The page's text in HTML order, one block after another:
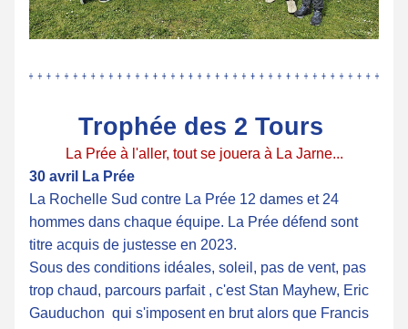
Trophée des 2 Tours
La Prée à l'aller, tout se jouera à La Jarne...
30 avril La Prée
La Rochelle Sud contre La Prée 12 dames et 24
hommes dans chaque équipe. La Prée défend sont
titre acquis de justesse en 2023.
Sous des conditions idéales, soleil, pas de vent, pas
trop chaud, parcours parfait , c'est Stan Mayhew, Eric
Gauduchon  qui s'imposent en brut alors que Francis